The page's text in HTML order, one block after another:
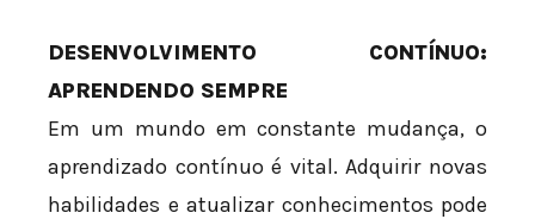
DESENVOLVIMENTO CONTÍNUO:
APRENDENDO SEMPRE
Em um mundo em constante mudança, o
aprendizado contínuo é vital. Adquirir novas
habilidades e atualizar conhecimentos pode